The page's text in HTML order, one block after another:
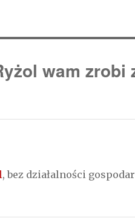
wam zrobi
, bez działalności